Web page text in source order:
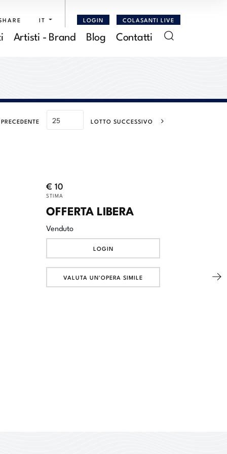
IT LOGIN COLASANTI LIVE
Artisti - Brand Blog Contatti
LOTTO SUCCESSIVO
€ 10
STIMA
OFFERTA LIBERA
Venduto
LOGIN
VALUTA UN'OPERA SIMILE